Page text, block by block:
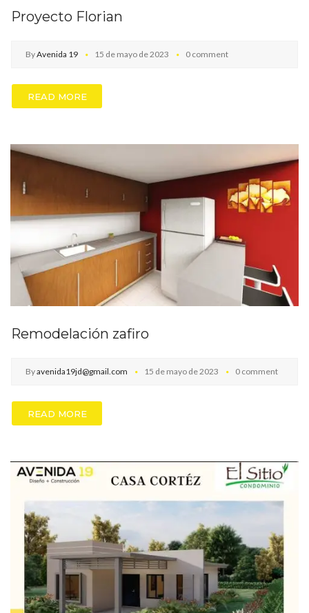
Proyecto Florian
ByAvenida 19 15 de mayo de 2023 0 comment
READ MORE
Remodelación zafiro
Byavenida19jd@gmail.com 15 de mayo de 2023 0 comment
READ MORE